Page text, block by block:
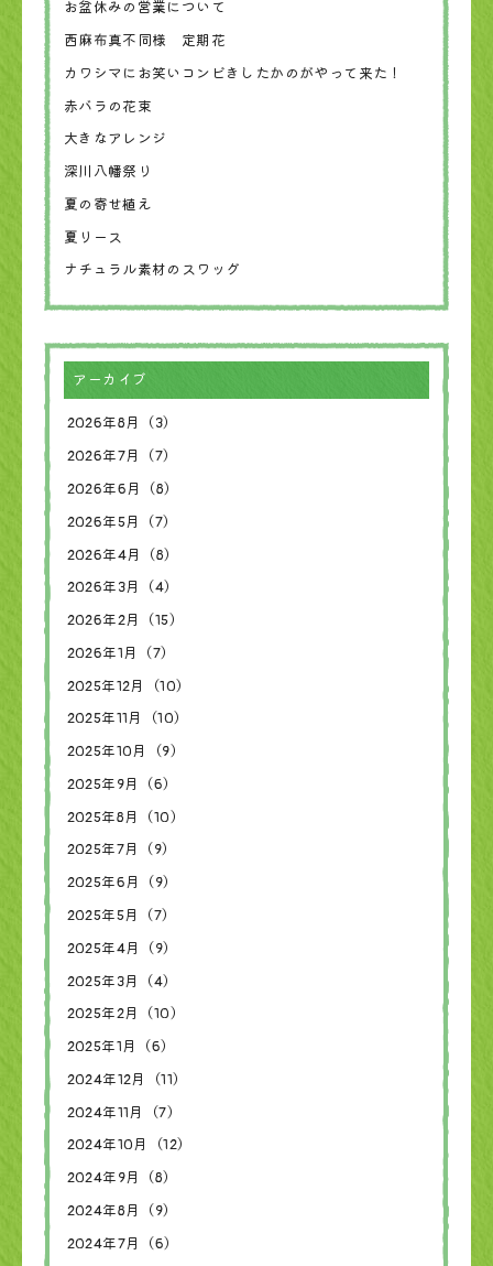
お盆休みの営業について
西麻布真不同様 定期花
カワシマにお笑いコンビきしたかのがやって来た！
赤バラの花束
大きなアレンジ
深川八幡祭り
夏の寄せ植え
夏リース
ナチュラル素材のスワッグ
アーカイブ
2026年8月（3）
2026年7月（7）
2026年6月（8）
2026年5月（7）
2026年4月（8）
2026年3月（4）
2026年2月（15）
2026年1月（7）
2025年12月（10）
2025年11月（10）
2025年10月（9）
2025年9月（6）
2025年8月（10）
2025年7月（9）
2025年6月（9）
2025年5月（7）
2025年4月（9）
2025年3月（4）
2025年2月（10）
2025年1月（6）
2024年12月（11）
2024年11月（7）
2024年10月（12）
2024年9月（8）
2024年8月（9）
2024年7月（6）